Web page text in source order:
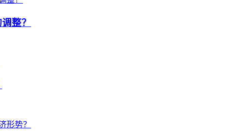
整？